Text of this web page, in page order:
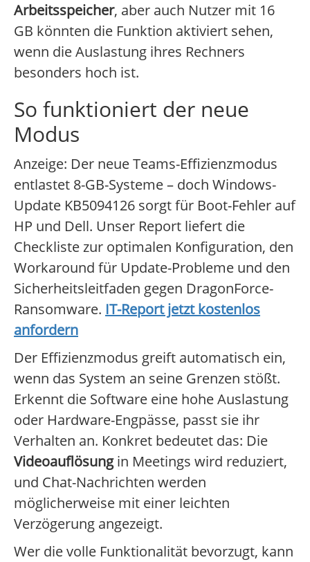
Arbeitsspeicher, aber auch Nutzer mit 16
GB könnten die Funktion aktiviert sehen,
wenn die Auslastung ihres Rechners
besonders hoch ist.
So funktioniert der neue
Modus
Anzeige: Der neue Teams-Effizienzmodus
entlastet 8-GB-Systeme – doch Windows-
Update KB5094126 sorgt für Boot-Fehler auf
HP und Dell. Unser Report liefert die
Checkliste zur optimalen Konfiguration, den
Workaround für Update-Probleme und den
Sicherheitsleitfaden gegen DragonForce-
Ransomware. IT-Report jetzt kostenlos
anfordern
Der Effizienzmodus greift automatisch ein,
wenn das System an seine Grenzen stößt.
Erkennt die Software eine hohe Auslastung
oder Hardware-Engpässe, passt sie ihr
Verhalten an. Konkret bedeutet das: Die
Videoauflösungin Meetings wird reduziert,
und Chat-Nachrichten werden
möglicherweise mit einer leichten
Verzögerung angezeigt.
Wer die volle Funktionalität bevorzugt, kann